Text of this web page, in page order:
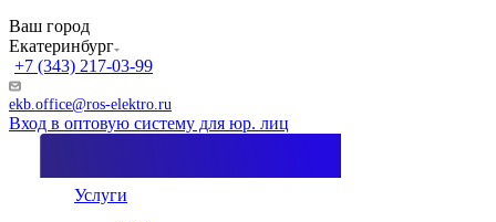
Ваш город
Екатеринбург
+7 (343) 217-03-99
ekb.office@ros-elektro.ru
Вход в оптовую систему для юр. лиц
Услуги